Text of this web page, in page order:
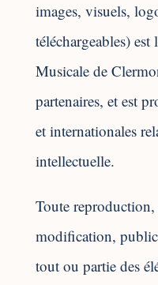
images, visuels,
téléchargeables)
Musicale de
partenaires, et est
et internationales
intellectuelle.
Toute reproduction,
modification,
tout ou partie des